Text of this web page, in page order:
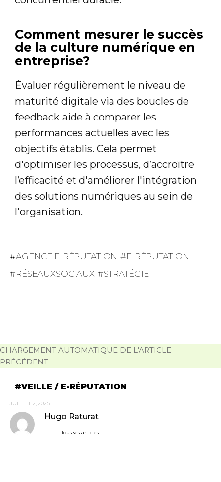
Comment mesurer le succès
de la culture numérique en
entreprise?
Évaluer régulièrement le niveau de
maturité digitale via des boucles de
feedback aide à comparer les
performances actuelles avec les
objectifs établis. Cela permet
d'optimiser les processus, d’accroître
l’efficacité et d'améliorer l'intégration
des solutions numériques au sein de
l'organisation.
AGENCE E-RÉPUTATION
E-RÉPUTATION
RÉSEAUXSOCIAUX
STRATÉGIE
CHARGEMENT AUTOMATIQUE DE L'ARTICLE
PRÉCÉDENT
VEILLE / E-RÉPUTATION
JUILLET 2, 2025
Hugo Raturat
Tous ses articles